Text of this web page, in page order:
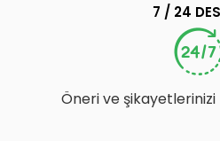
7 / 24
Öneri ve şikayetlerinizi